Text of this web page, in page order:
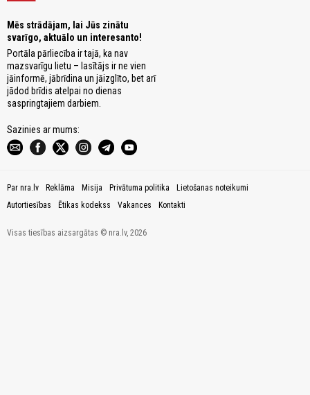
Mēs strādājam, lai Jūs zinātu
svarīgo, aktuālo un interesanto!
Portāla pārliecība ir tajā, ka nav
mazsvarīgu lietu – lasītājs ir ne vien
jāinformē, jābrīdina un jāizglīto, bet arī
jādod brīdis atelpai no dienas
saspringtajiem darbiem.
Sazinies ar mums:
Par nra.lv Reklāma Misija Privātuma politika
Lietošanas noteikumi
Autortiesības
Ētikas kodekss Vakances Kontakti
Visas tiesības aizsargātas © nra.lv, 2026